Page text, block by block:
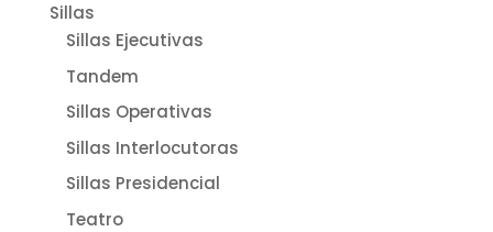
Sillas
Sillas Ejecutivas
Tandem
Sillas Operativas
Sillas Interlocutoras
Sillas Presidencial
Teatro